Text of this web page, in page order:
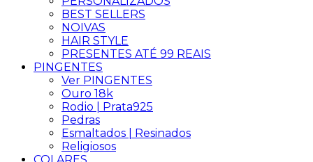
BEST SELLERS
NOIVAS
HAIR STYLE
PRESENTES ATÉ 99 REAIS
PINGENTES
Ver PINGENTES
Ouro 18k
Rodio | Prata925
Pedras
Esmaltados | Resinados
Religiosos